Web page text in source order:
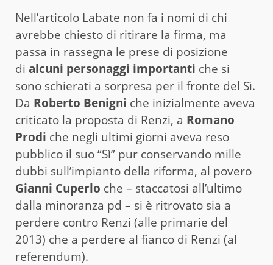
Nell’articolo Labate non fa i nomi di chi
avrebbe chiesto di ritirare la firma, ma
passa in rassegna le prese di posizione
di alcuni personaggi importanti che si
sono schierati a sorpresa per il fronte del Sì.
Da Roberto Benigni che inizialmente aveva
criticato la proposta di Renzi, a Romano
Prodi che negli ultimi giorni aveva reso
pubblico il suo “Sì” pur conservando mille
dubbi sull’impianto della riforma, al povero
Gianni Cuperlo che – staccatosi all’ultimo
dalla minoranza pd – si è ritrovato sia a
perdere contro Renzi (alle primarie del
2013) che a perdere al fianco di Renzi (al
referendum).